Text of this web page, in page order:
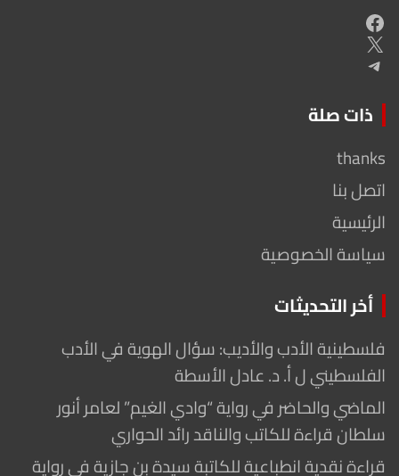
Facebook
X
Telegram
ذات صلة
thanks
اتصل بنا
الرئيسية
سياسة الخصوصية
أخر التحديثات
فلسطينية الأدب والأديب: سؤال الهوية في الأدب
الفلسطيني ل أ. د. عادل الأسطة
الماضي والحاضر في رواية “وادي الغيم” لعامر أنور
سلطان قراءة للكاتب والناقد رائد الحواري
قراءة نقدية انطباعية للكاتبة سيدة بن جازية في رواية